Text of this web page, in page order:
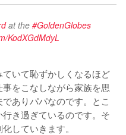
at the #GoldenGlobes
KodXGdMdyL
いて恥ずかしくなるほど
をこなしながら家族を思
ありパパなのです。とこ
き過ぎているのです。そ
していきます。